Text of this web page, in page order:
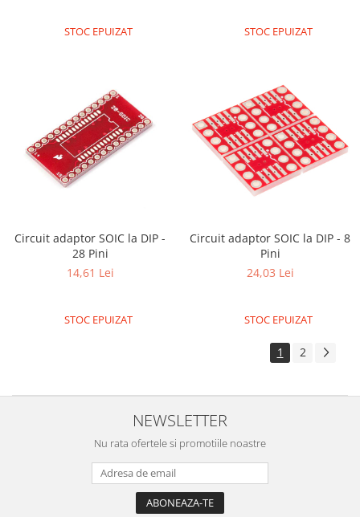
STOC EPUIZAT STOC EPUIZAT
Circuit adaptor SOIC la DIP -
28 Pini
14,61 Lei
STOC EPUIZAT
Circuit adaptor SOIC la DIP - 8
Pini
24,03 Lei
STOC EPUIZAT
1 2
NEWSLETTER
Nu rata ofertele si promotiile noastre